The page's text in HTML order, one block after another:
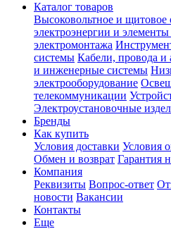
Каталог товаров
Высоковольтное и щитовое
электроэнергии и
электромонтажа
системы Кабели, провода и
и инженерные системы
электрооборудование
телекоммуникации
Электроустановочные
Бренды
Как купить
Условия доставки Условия
Обмен и возврат Гарантия
Компания
Реквизиты Вопрос-ответ
новости Вакансии
Контакты
Еще